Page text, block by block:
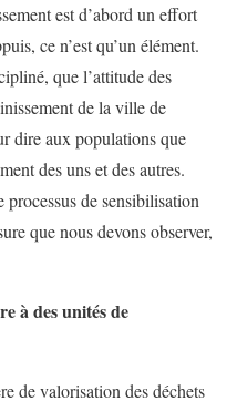
est d’abord un effort
ce n’est qu’un élément.
que l’attitude des
de la ville de
dire aux populations que
des uns et des autres.
processus de sensibilisation
que nous devons observer,
à des unités de
de valorisation des déchets